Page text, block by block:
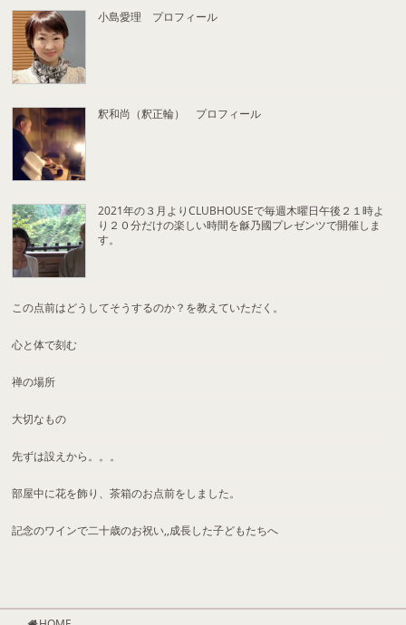
小島愛理 プロフィール
釈和尚（釈正輪） プロフィール
2021年の３月よりCLUBHOUSEで毎週木曜日午後２１時よ
り２０分だけの楽しい時間を龢乃國プレゼンツで開催しま
す。
この点前はどうしてそうするのか？を教えていただく。
心と体で刻む
禅の場所
大切なもの
先ずは設えから。。。
部屋中に花を飾り、茶箱のお点前をしました。
記念のワインで二十歳のお祝い,,成長した子どもたちへ